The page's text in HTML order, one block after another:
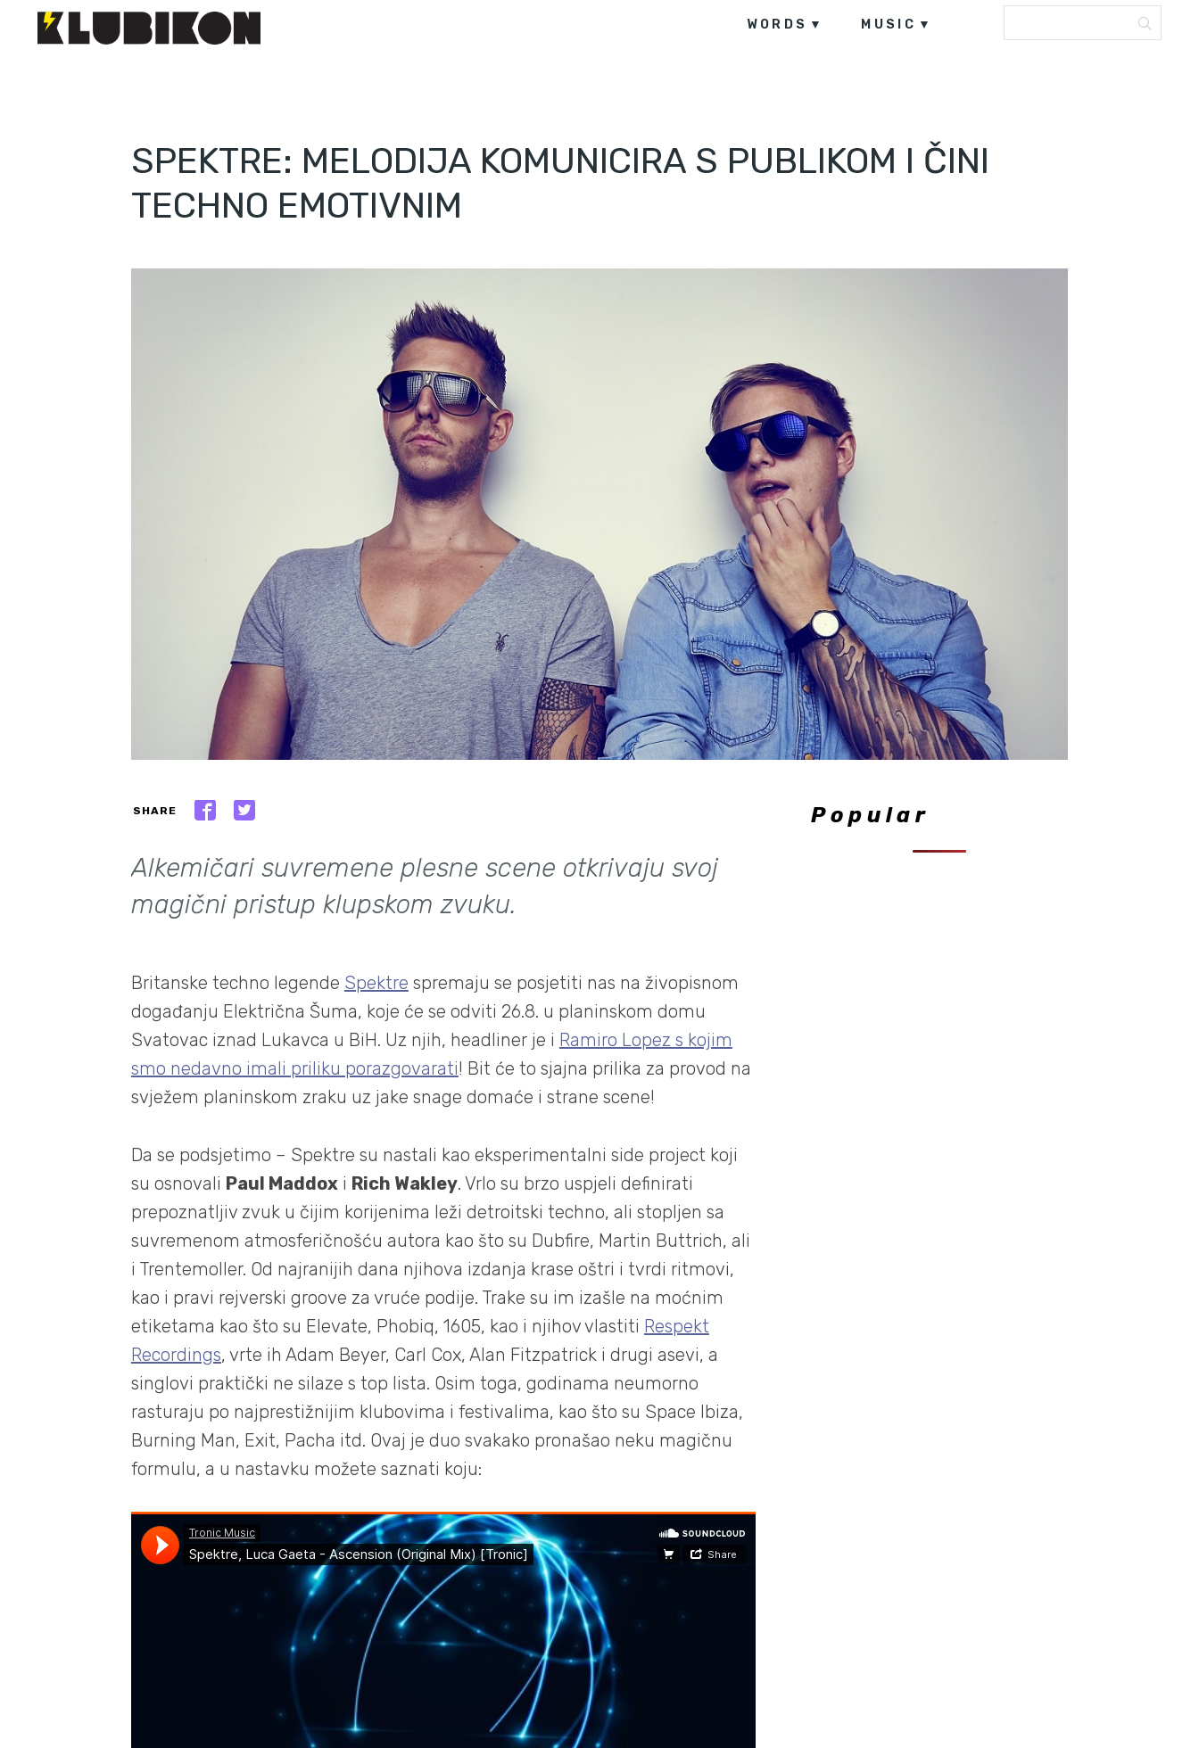
WORDS MUSIC
SPEKTRE: MELODIJA KOMUNICIRA S PUBLIKOM I ČINI
TECHNO EMOTIVNIM
SHARE
Alkemičari suvremene plesne scene otkrivaju svoj
magični pristup klupskom zvuku.
Britanske techno legende Spektre spremaju se posjetiti nas na živopisnom
događanju Električna Šuma, koje će se odviti 26.8. u planinskom domu
Svatovac iznad Lukavca u BiH. Uz njih, headliner je i Ramiro Lopez s kojim
smo nedavno imali priliku porazgovarati! Bit će to sjajna prilika za provod na
svježem planinskom zraku uz jake snage domaće i strane scene!
Da se podsjetimo – Spektre su nastali kao eksperimentalni side project koji
su osnovali Paul Maddoxi Rich Wakley. Vrlo su brzo uspjeli definirati
prepoznatljiv zvuk u čijim korijenima leži detroitski techno, ali stopljen sa
suvremenom atmosferičnošću autora kao što su Dubfire, Martin Buttrich, ali
i Trentemoller. Od najranijih dana njihova izdanja krase oštri i tvrdi ritmovi,
kao i pravi rejverski groove za vruće podije. Trake su im izašle na moćnim
etiketama kao što su Elevate, Phobiq, 1605, kao i njihov vlastiti Respekt
Recordings, vrte ih Adam Beyer, Carl Cox, Alan Fitzpatrick i drugi asevi, a
singlovi praktički ne silaze s top lista. Osim toga, godinama neumorno
rasturaju po najprestižnijim klubovima i festivalima, kao što su Space Ibiza,
Burning Man, Exit, Pacha itd. Ovaj je duo svakako pronašao neku magičnu
formulu, a u nastavku možete saznati koju:
Popular